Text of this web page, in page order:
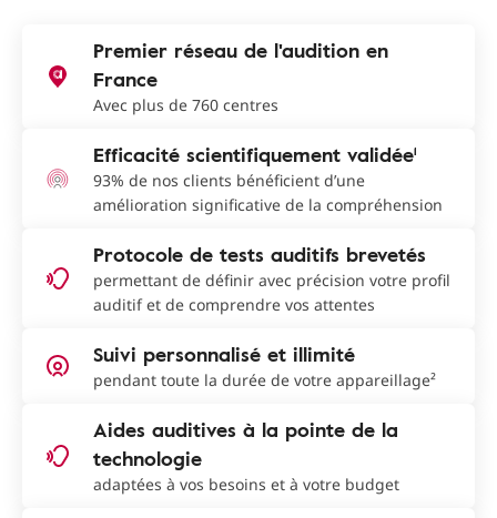
Premier réseau de l'audition en
France
Avec plus de 760 centres
Efficacité scientifiquement validée¹
93% de nos clients bénéficient d’une
amélioration significative de la compréhension
Protocole de tests auditifs brevetés
permettant de définir avec précision votre profil
auditif et de comprendre vos attentes
Suivi personnalisé et illimité
pendant toute la durée de votre appareillage²
Aides auditives à la pointe de la
technologie
adaptées à vos besoins et à votre budget